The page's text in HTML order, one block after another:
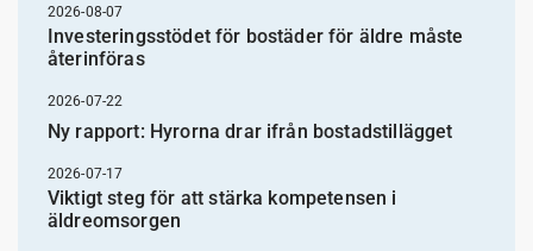
2026-08-07
Investeringsstödet för bostäder för äldre måste
återinföras
2026-07-22
Ny rapport: Hyrorna drar ifrån bostadstillägget
2026-07-17
Viktigt steg för att stärka kompetensen i
äldreomsorgen